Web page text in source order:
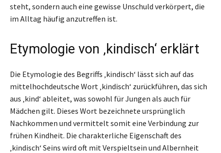
steht, sondern auch eine gewisse Unschuld verkörpert, die
im Alltag häufig anzutreffen ist.
Etymologie von ‚kindisch‘ erklärt
Die Etymologie des Begriffs ‚kindisch‘ lässt sich auf das
mittelhochdeutsche Wort ‚kindisch‘ zurückführen, das sich
aus ‚kind‘ ableitet, was sowohl für Jungen als auch für
Mädchen gilt. Dieses Wort bezeichnete ursprünglich
Nachkommen und vermittelt somit eine Verbindung zur
frühen Kindheit. Die charakterliche Eigenschaft des
‚kindisch‘ Seins wird oft mit Verspieltsein und Albernheit